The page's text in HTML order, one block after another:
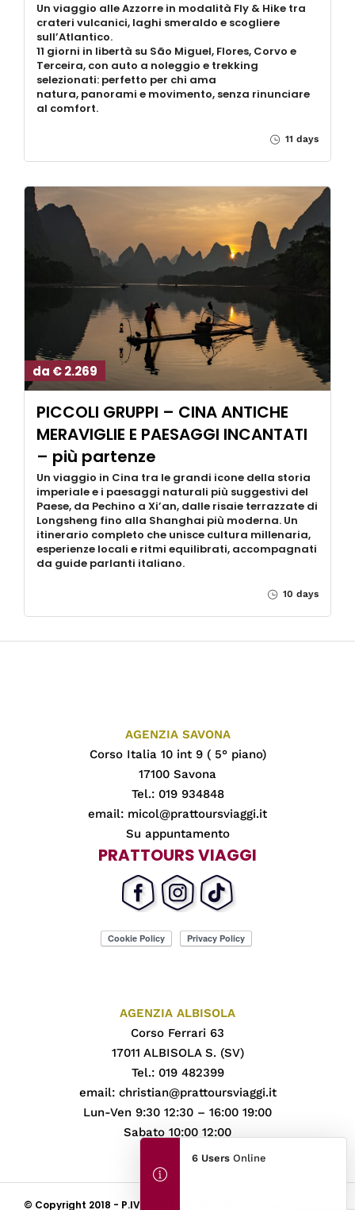
6 Users Online
Un viaggio alle Azzorre in modalità Fly & Hike tra
crateri vulcanici, laghi smeraldo e scogliere
sull’Atlantico.
11 giorni in libertà su São Miguel, Flores, Corvo e
Terceira, con auto a noleggio e trekking
selezionati: perfetto per chi ama
natura, panorami e movimento, senza rinunciare
al comfort.
11 days
da € 2.269
PICCOLI GRUPPI – CINA ANTICHE
MERAVIGLIE E PAESAGGI INCANTATI
– più partenze
Un viaggio in Cina tra le grandi icone della storia
imperiale e i paesaggi naturali più suggestivi del
Paese, da Pechino a Xi’an, dalle risaie terrazzate di
Longsheng fino alla Shanghai più moderna. Un
itinerario completo che unisce cultura millenaria,
esperienze locali e ritmi equilibrati, accompagnati
da guide parlanti italiano.
10 days
AGENZIA SAVONA
Corso Italia 10 int 9 ( 5° piano)
17100 Savona
Tel.: 019 934848
email: micol@prattoursviaggi.it
Su appuntamento
PRATTOURS VIAGGI
AGENZIA ALBISOLA
Corso Ferrari 63
17011 ALBISOLA S. (SV)
Tel.: 019 482399
email: christian@prattoursviaggi.it
Lun-Ven 9:30 12:30 – 16:00 19:00
Sabato 10:00 12:00
© Copyright 2018 - P.IVA e C.F. 00835080094 - Pec